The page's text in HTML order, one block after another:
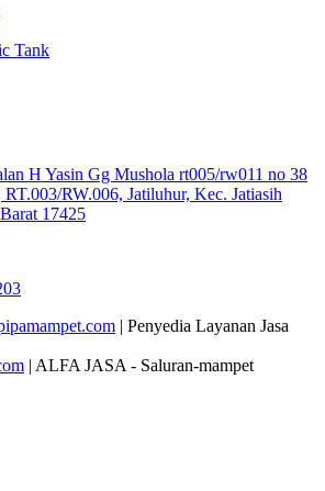
Tank
H Yasin Gg Mushola rt005/rw011 no 38
RW.006, Jatiluhur, Kec. Jatiasih
17425
| Penyedia Layanan Jasa
| ALFA JASA - Saluran-mampet